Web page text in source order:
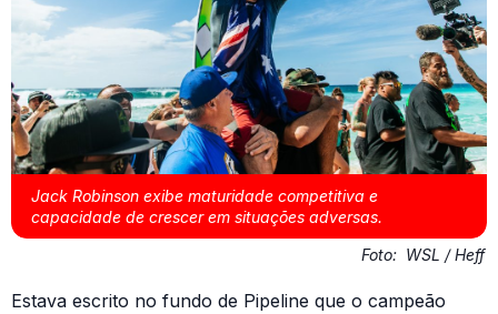
Jack Robinson exibe maturidade competitiva e
capacidade de crescer em situações adversas.
Foto: WSL / Heff
Estava escrito no fundo de Pipeline que o campeão